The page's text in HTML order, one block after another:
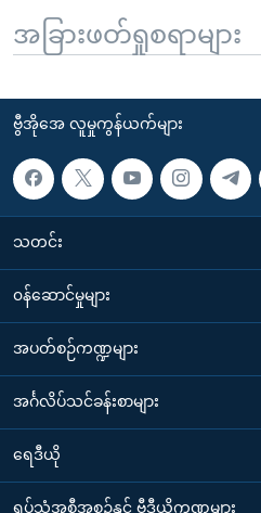
အခြားဖတ်ရှုစရာများ
ဗွီအိုအေ လူမှုကွန်ယက်များ
သတင်း
၀န်ဆောင်မှုများ
အပတ်စဉ်ကဏ္ဍများ
အင်္ဂလိပ်သင်ခန်းစာများ
ရေဒီယို
ရုပ်သံအစီအစဉ်နှင့် ဗွီဒီယိုကဏ္ဍများ